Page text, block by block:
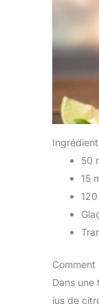
50
15
Dans une
jus de